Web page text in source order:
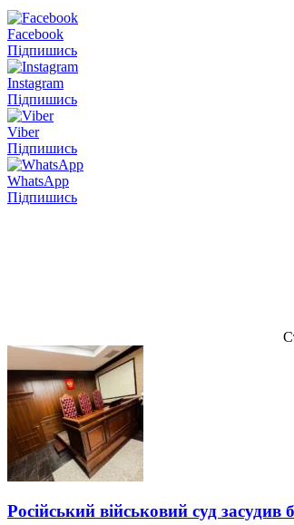
Facebook
Підпишись
Instagram
Підпишись
Viber
Підпишись
WhatsApp
Підпишись
Російський військовий суд